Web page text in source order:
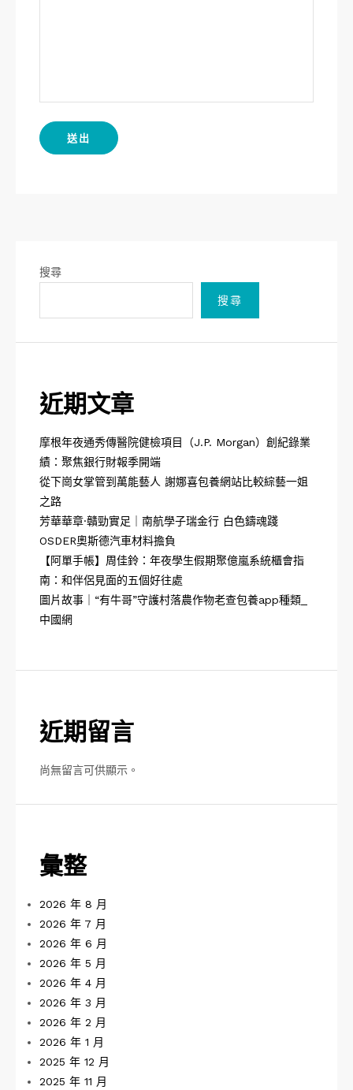
搜尋
搜尋
近期文章
摩根年夜通秀傳醫院健檢項目（J.P. Morgan）創紀錄業
績：聚焦銀行財報季開端
從下崗女掌管到萬能藝人 謝娜喜包養網站比較綜藝一姐
之路
芳華華章·贛勁實足｜南航學子瑞金行 白色鑄魂踐
OSDER奧斯德汽車材料擔負
【阿單手帳】周佳鈴：年夜學生假期聚億嵐系統櫃會指
南：和伴侶見面的五個好往處
圖片故事｜“有牛哥”守護村落農作物老查包養app種類_
中國網
近期留言
尚無留言可供顯示。
彙整
2026 年 8 月
2026 年 7 月
2026 年 6 月
2026 年 5 月
2026 年 4 月
2026 年 3 月
2026 年 2 月
2026 年 1 月
2025 年 12 月
2025 年 11 月